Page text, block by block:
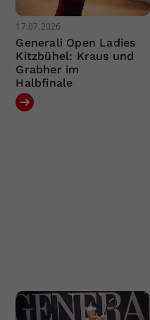
17.07.2026
Generali Open Ladies
Kitzbühel: Kraus und
Grabher im
Halbfinale